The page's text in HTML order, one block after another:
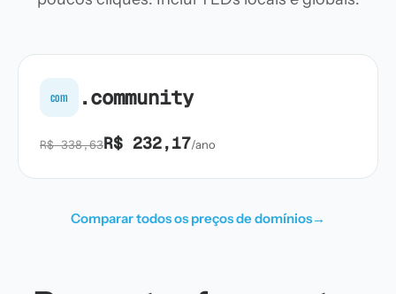
com .community
R$ 338,63R$ 232,17/ano
Comparar todos os preços de domínios→